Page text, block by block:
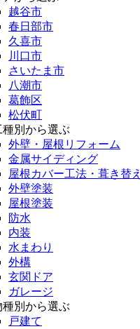
越谷市
春日部市
久喜市
川口市
さいたま市
八潮市
葛飾区
松伏町
種別から選ぶ
外壁・屋根リフォーム
金属サイディング
屋根カバー工法・葺き替え
外壁塗装
屋根塗装
防水
内装
水まわり
外構
玄関ドア
ガレージ
種別から選ぶ
戸建て